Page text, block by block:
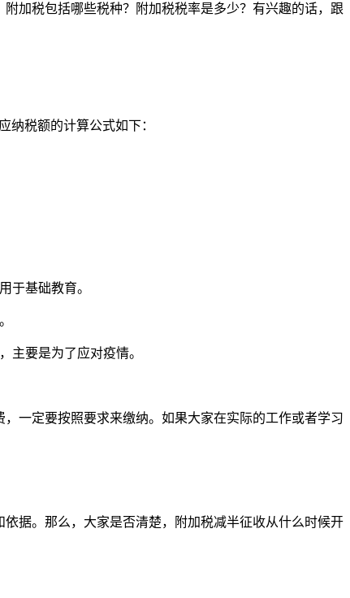
加税包括哪些税种？附加税税率是多少？有兴趣的话，跟
纳税额的计算公式如下：
于基础教育。
主要是为了应对疫情。
一定要按照要求来缴纳。如果大家在实际的工作或者学习
据。那么，大家是否清楚，附加税减半征收从什么时候开